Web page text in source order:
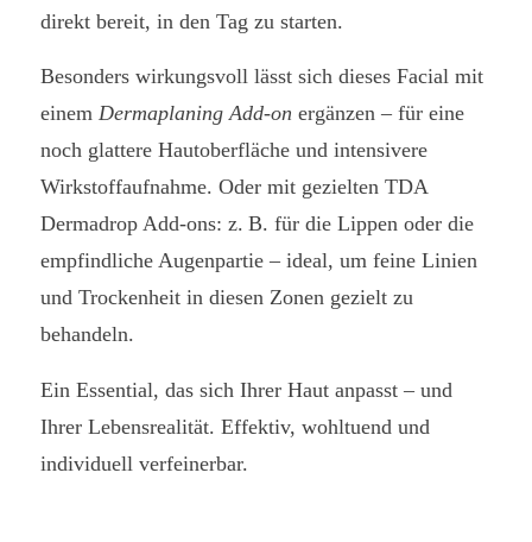
direkt bereit, in den Tag zu starten.
Besonders wirkungsvoll lässt sich dieses Facial mit
einem Dermaplaning Add-on ergänzen – für eine
noch glattere Hautoberfläche und intensivere
Wirkstoffaufnahme. Oder mit gezielten TDA
Dermadrop Add-ons: z. B. für die Lippen oder die
empfindliche Augenpartie – ideal, um feine Linien
und Trockenheit in diesen Zonen gezielt zu
behandeln.
Ein Essential, das sich Ihrer Haut anpasst – und
Ihrer Lebensrealität. Effektiv, wohltuend und
individuell verfeinerbar.